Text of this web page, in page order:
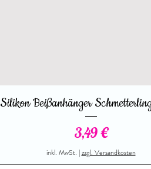
Schnellansicht
Silikon Beißanhänger
Preis
3,49 €
inkl. MwSt. |zzgl. Versandkosten